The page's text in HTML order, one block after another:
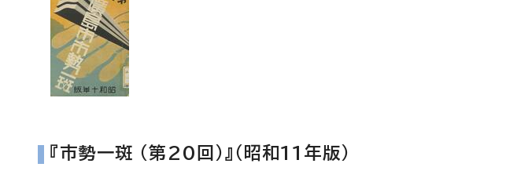
『市勢一斑 （第20回）』（昭和11年版）